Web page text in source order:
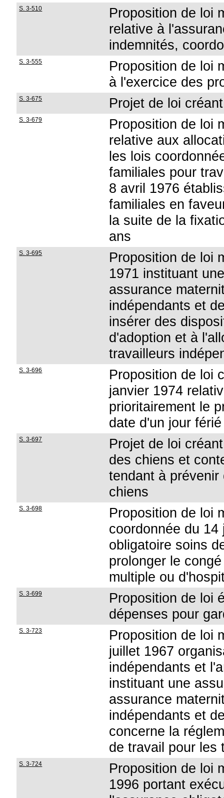
S. 3-510
Proposition de loi
relative à
indemnités,
S. 3-555
Proposition de loi
à l'exercice des
S. 3-675 Projet de loi
S. 3-679
Proposition de loi
relative aux
les lois
familiales pour
8 avril 1976
familiales en
la suite de la
ans
S. 3-695
Proposition de loi
1971 instituant
assurance
indépendants et
insérer des
d'adoption et à
travailleurs
S. 3-696
Proposition de loi
janvier 1974
prioritairement le
date d'un jour
S. 3-697
Projet de loi
des chiens et
tendant à
chiens
S. 3-698
Proposition de loi
coordonnée du
obligatoire soins
prolonger le
multiple ou
S. 3-699
Proposition de loi
dépenses pour
S. 3-723
Proposition de loi
juillet 1967
indépendants et
instituant une
assurance
indépendants et
concerne la
de travail pour les
S. 3-724
Proposition de loi
1996 portant